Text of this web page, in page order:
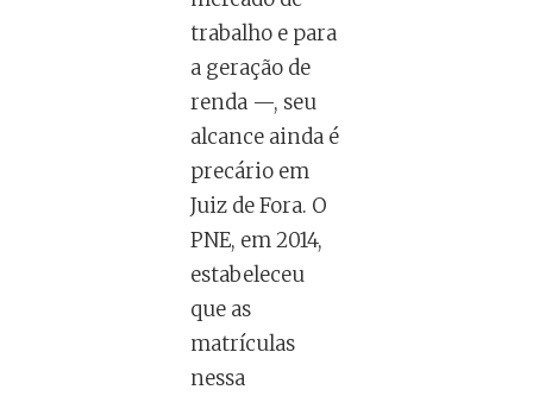
trabalho e para
a geração de
renda —, seu
alcance ainda é
precário em
Juiz de Fora. O
PNE, em 2014,
estabeleceu
que as
matrículas
nessa